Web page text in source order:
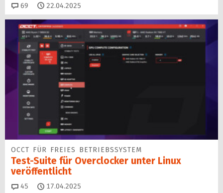
69 Kommentare
22.04.2025
OCCT FÜR FREIES BETRIEBSSYSTEM
Test-Suite für Overclocker unter Linux
veröffentlicht
45 Kommentare
17.04.2025